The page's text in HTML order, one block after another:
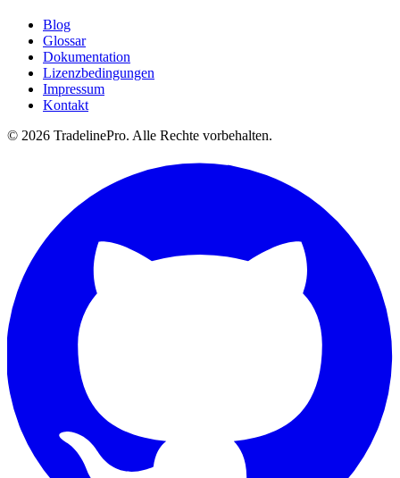
Blog
Glossar
Dokumentation
Lizenzbedingungen
Impressum
Kontakt
© 2026 TradelinePro. Alle Rechte vorbehalten.